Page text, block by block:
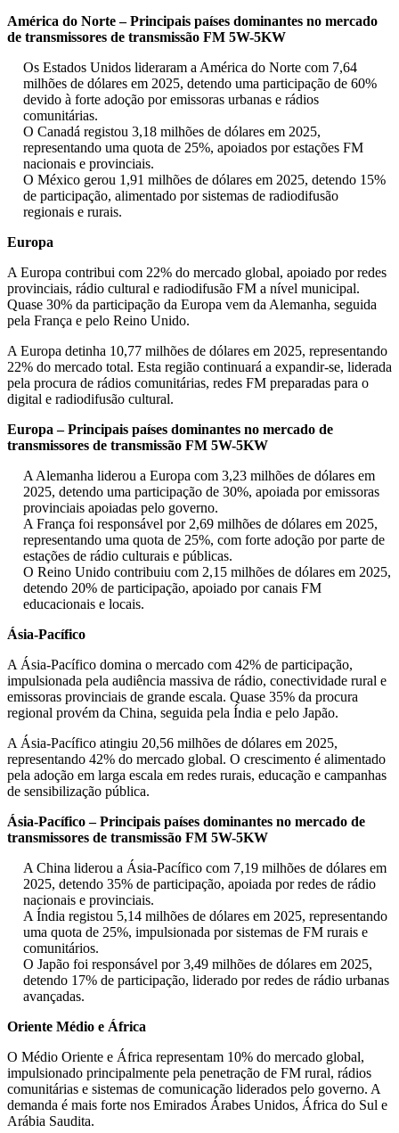
América do Norte – Principais países dominantes no mercado
de transmissores de transmissão FM 5W-5KW
Os Estados Unidos lideraram a América do Norte com 7,64
milhões de dólares em 2025, detendo uma participação de 60%
devido à forte adoção por emissoras urbanas e rádios
comunitárias.
O Canadá registou 3,18 milhões de dólares em 2025,
representando uma quota de 25%, apoiados por estações FM
nacionais e provinciais.
O México gerou 1,91 milhões de dólares em 2025, detendo 15%
de participação, alimentado por sistemas de radiodifusão
regionais e rurais.
Europa
A Europa contribui com 22% do mercado global, apoiado por redes
provinciais, rádio cultural e radiodifusão FM a nível municipal.
Quase 30% da participação da Europa vem da Alemanha, seguida
pela França e pelo Reino Unido.
A Europa detinha 10,77 milhões de dólares em 2025, representando
22% do mercado total. Esta região continuará a expandir-se, liderada
pela procura de rádios comunitárias, redes FM preparadas para o
digital e radiodifusão cultural.
Europa – Principais países dominantes no mercado de
transmissores de transmissão FM 5W-5KW
A Alemanha liderou a Europa com 3,23 milhões de dólares em
2025, detendo uma participação de 30%, apoiada por emissoras
provinciais apoiadas pelo governo.
A França foi responsável por 2,69 milhões de dólares em 2025,
representando uma quota de 25%, com forte adoção por parte de
estações de rádio culturais e públicas.
O Reino Unido contribuiu com 2,15 milhões de dólares em 2025,
detendo 20% de participação, apoiado por canais FM
educacionais e locais.
Ásia-Pacífico
A Ásia-Pacífico domina o mercado com 42% de participação,
impulsionada pela audiência massiva de rádio, conectividade rural e
emissoras provinciais de grande escala. Quase 35% da procura
regional provém da China, seguida pela Índia e pelo Japão.
A Ásia-Pacífico atingiu 20,56 milhões de dólares em 2025,
representando 42% do mercado global. O crescimento é alimentado
pela adoção em larga escala em redes rurais, educação e campanhas
de sensibilização pública.
Ásia-Pacífico – Principais países dominantes no mercado de
transmissores de transmissão FM 5W-5KW
A China liderou a Ásia-Pacífico com 7,19 milhões de dólares em
2025, detendo 35% de participação, apoiada por redes de rádio
nacionais e provinciais.
A Índia registou 5,14 milhões de dólares em 2025, representando
uma quota de 25%, impulsionada por sistemas de FM rurais e
comunitários.
O Japão foi responsável por 3,49 milhões de dólares em 2025,
detendo 17% de participação, liderado por redes de rádio urbanas
avançadas.
Oriente Médio e África
O Médio Oriente e África representam 10% do mercado global,
impulsionado principalmente pela penetração de FM rural, rádios
comunitárias e sistemas de comunicação liderados pelo governo. A
demanda é mais forte nos Emirados Árabes Unidos, África do Sul e
Arábia Saudita.